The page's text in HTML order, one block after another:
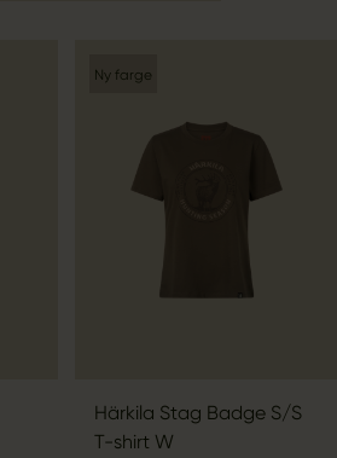
Ny farge
Härkila Stag Badge S/S
T-shirt W